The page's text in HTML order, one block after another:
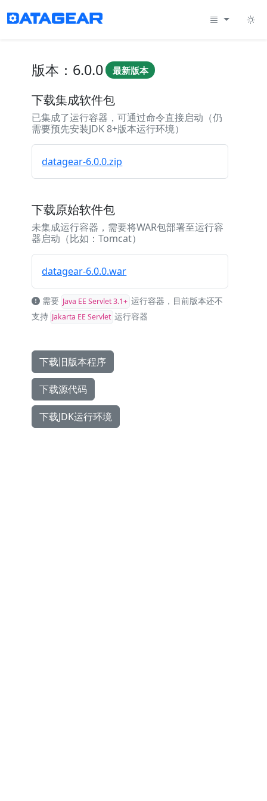
版本：6.0.0 最新版本
下载集成软件包
已集成了运行容器，可通过命令直接启动（仍
需要预先安装JDK 8+版本运行环境）
datagear-6.0.0.zip
下载原始软件包
未集成运行容器，需要将WAR包部署至运行容
器启动（比如：Tomcat）
datagear-6.0.0.war
需要 Java EE Servlet 3.1+ 运行容器，目前版本还不
支持 Jakarta EE Servlet 运行容器
下载旧版本程序
下载源代码
下载JDK运行环境